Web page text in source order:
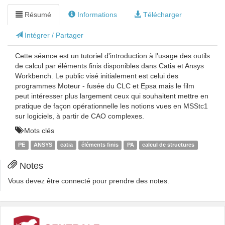
Résumé Informations Télécharger
Intégrer / Partager
Cette séance est un tutoriel d'introduction à l'usage des outils
de calcul par éléments finis disponibles dans Catia et Ansys
Workbench. Le public visé initialement est celui des
programmes Moteur - fusée du CLC et Epsa mais le film
peut intéresser plus largement ceux qui souhaitent mettre en
pratique de façon opérationnelle les notions vues en MSStc1
sur logiciels, à partir de CAO complexes.
Mots clés
PE ANSYS catia éléments finis PA calcul de structures
Notes
Vous devez être connecté pour prendre des notes.